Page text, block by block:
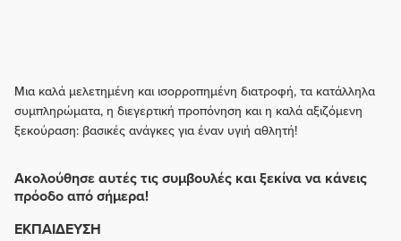
Μια καλά μελετημένη και ισορροπημένη διατροφή, τα κατάλληλα
συμπληρώματα, η διεγερτική προπόνηση και η καλά αξιζόμενη
ξεκούραση: βασικές ανάγκες για έναν υγιή αθλητή!
Ακολούθησε αυτές τις συμβουλές και ξεκίνα να κάνεις
πρόοδο από σήμερα!
ΕΚΠΑΊΔΕΥΣΗ